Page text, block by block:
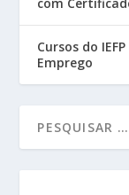
Cursos do
Emprego